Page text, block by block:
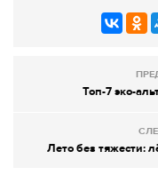
Топ-7 эко-
Лето без тяжести: